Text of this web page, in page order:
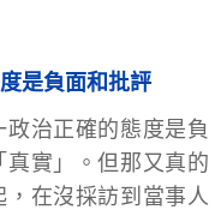
是負面和批評
治正確的態度是負
實」。但那又真的
在沒採訪到當事人